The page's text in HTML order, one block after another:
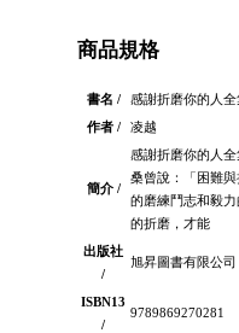
商品規格
書名 /
感謝折磨你的人
作者 /
凌越
簡介 /
感謝折磨你的人
桑曾說：「困難
的磨練鬥志和毅
的折磨，才能
出版社
/
旭昇圖書有限公司
ISBN13
/
9789869270281